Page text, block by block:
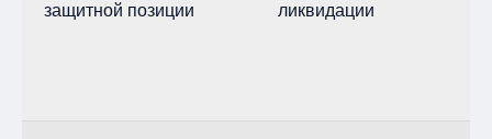
защитной позиции
ликвидации